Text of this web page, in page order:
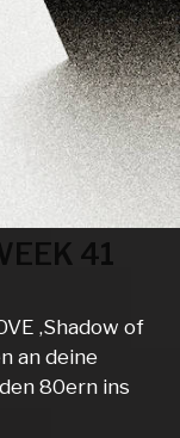
41
‚Shadow of
an deine
80ern ins